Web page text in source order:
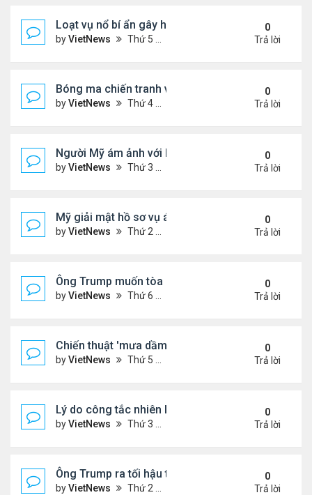
Loạt vụ nổ bí ẩn gây hoang mang ở Iran
byVietNews Thứ 5 Tháng 7 24, 2025 3:50 pm
0
Trả lời
Bóng ma chiến tranh với Israel ám ảnh người Iran
byVietNews Thứ 4 Tháng 7 23, 2025 5:32 pm
0
Trả lời
Người Mỹ ám ảnh với hồ sơ Epstein
byVietNews Thứ 3 Tháng 7 22, 2025 5:08 pm
0
Trả lời
Mỹ giải mật hồ sơ vụ ám sát Martin Luther King Jr.
byVietNews Thứ 2 Tháng 7 21, 2025 5:36 pm
0
Trả lời
Ông Trump muốn tòa cho phép công bố hồ sơ về
byVietNews Thứ 6 Tháng 7 18, 2025 3:50 pm
0
Trả lời
Chiến thuật 'mưa dầm' của châu Âu đẩy ông
byVietNews Thứ 5 Tháng 7 17, 2025 9:34 am
0
Trả lời
Lý do công tắc nhiên liệu máy bay nằm ở vị trí dễ
byVietNews Thứ 3 Tháng 7 15, 2025 5:56 pm
0
Trả lời
Ông Trump ra tối hậu thư với Nga
byVietNews Thứ 2 Tháng 7 14, 2025 12:49 pm
0
Trả lời